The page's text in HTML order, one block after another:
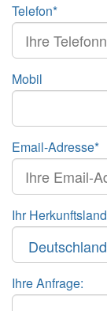
Telefon*
Mobil
Email-Adresse*
Ihr Herkunftsland
Ihre Anfrage: